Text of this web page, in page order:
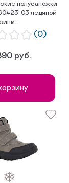
полусапожки
03 ледяной
сини...
(0)
руб.